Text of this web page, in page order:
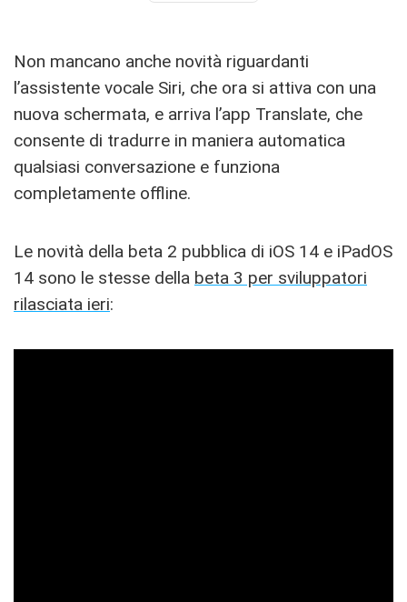
Non mancano anche novità riguardanti
l’assistente vocale Siri, che ora si attiva con una
nuova schermata, e arriva l’app Translate, che
consente di tradurre in maniera automatica
qualsiasi conversazione e funziona
completamente offline.
Le novità della beta 2 pubblica di iOS 14 e iPadOS
14 sono le stesse della beta 3 per sviluppatori
rilasciata ieri: